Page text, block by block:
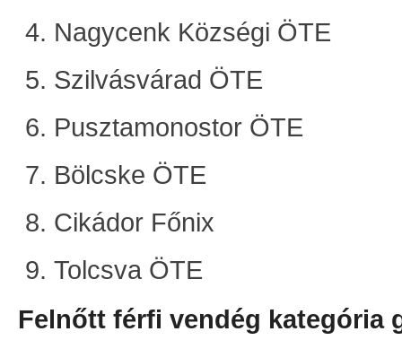
Nagycenk Községi ÖTE
Szilvásvárad ÖTE
Pusztamonostor ÖTE
Bölcske ÖTE
Cikádor Főnix
Tolcsva ÖTE
Felnőtt férfi vendég kategória